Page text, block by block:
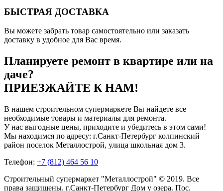
БЫСТРАЯ ДОСТАВКА
Вы можете забрать товар самостоятельно или заказать
доставку в удобное для Вас время.
Планируете ремонт в квартире или на
даче?
ПРИЕЗЖАЙТЕ К НАМ!
В нашем строительном супермаркете Вы найдете все
необходимые товары и материалы для ремонта.
У нас выгодные цены, приходите и убедитесь в этом сами!
Мы находимся по адресу: г.Санкт-Петербург колпинский
район поселок Металлострой, улица школьная дом 3.
Телефон: +7 (812) 464 56 10
Строительный супермаркет "Металлострой" © 2019. Все
права защищены. г.Санкт-Петербург Дом у озера. Пос.